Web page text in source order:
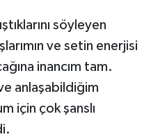
söyleyen
ve setin enerjisi
inancım tam.
anlaşabildiğim
için çok şanslı